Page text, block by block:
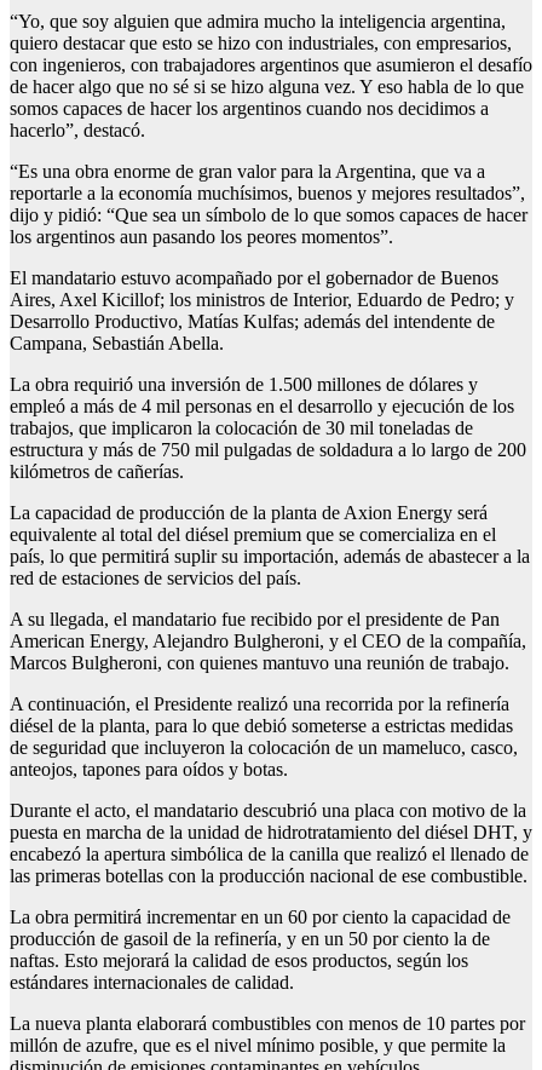
“Yo, que soy alguien que admira mucho la inteligencia argentina,
quiero destacar que esto se hizo con industriales, con empresarios,
con ingenieros, con trabajadores argentinos que asumieron el desafío
de hacer algo que no sé si se hizo alguna vez. Y eso habla de lo que
somos capaces de hacer los argentinos cuando nos decidimos a
hacerlo”, destacó.
“Es una obra enorme de gran valor para la Argentina, que va a
reportarle a la economía muchísimos, buenos y mejores resultados”,
dijo y pidió: “Que sea un símbolo de lo que somos capaces de hacer
los argentinos aun pasando los peores momentos”.
El mandatario estuvo acompañado por el gobernador de Buenos
Aires, Axel Kicillof; los ministros de Interior, Eduardo de Pedro; y
Desarrollo Productivo, Matías Kulfas; además del intendente de
Campana, Sebastián Abella.
La obra requirió una inversión de 1.500 millones de dólares y
empleó a más de 4 mil personas en el desarrollo y ejecución de los
trabajos, que implicaron la colocación de 30 mil toneladas de
estructura y más de 750 mil pulgadas de soldadura a lo largo de 200
kilómetros de cañerías.
La capacidad de producción de la planta de Axion Energy será
equivalente al total del diésel premium que se comercializa en el
país, lo que permitirá suplir su importación, además de abastecer a la
red de estaciones de servicios del país.
A su llegada, el mandatario fue recibido por el presidente de Pan
American Energy, Alejandro Bulgheroni, y el CEO de la compañía,
Marcos Bulgheroni, con quienes mantuvo una reunión de trabajo.
A continuación, el Presidente realizó una recorrida por la refinería
diésel de la planta, para lo que debió someterse a estrictas medidas
de seguridad que incluyeron la colocación de un mameluco, casco,
anteojos, tapones para oídos y botas.
Durante el acto, el mandatario descubrió una placa con motivo de la
puesta en marcha de la unidad de hidrotratamiento del diésel DHT, y
encabezó la apertura simbólica de la canilla que realizó el llenado de
las primeras botellas con la producción nacional de ese combustible.
La obra permitirá incrementar en un 60 por ciento la capacidad de
producción de gasoil de la refinería, y en un 50 por ciento la de
naftas. Esto mejorará la calidad de esos productos, según los
estándares internacionales de calidad.
La nueva planta elaborará combustibles con menos de 10 partes por
millón de azufre, que es el nivel mínimo posible, y que permite la